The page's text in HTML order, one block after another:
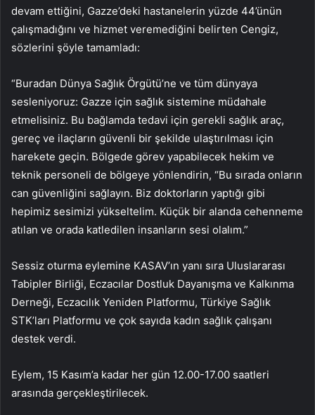
devam ettiğini, Gazze’deki hastanelerin yüzde 44’ünün
çalışmadığını ve hizmet veremediğini belirten Cengiz,
sözlerini şöyle tamamladı:
“Buradan Dünya Sağlık Örgütü’ne ve tüm dünyaya
sesleniyoruz: Gazze için sağlık sistemine müdahale
etmelisiniz. Bu bağlamda tedavi için gerekli sağlık araç,
gereç ve ilaçların güvenli bir şekilde ulaştırılması için
harekete geçin. Bölgede görev yapabilecek hekim ve
teknik personeli de bölgeye yönlendirin, “Bu sırada onların
can güvenliğini sağlayın. Biz doktorların yaptığı gibi
hepimiz sesimizi yükseltelim. Küçük bir alanda cehenneme
atılan ve orada katledilen insanların sesi olalım.”
Sessiz oturma eylemine KASAV’ın yanı sıra Uluslararası
Tabipler Birliği, Eczacılar Dostluk Dayanışma ve Kalkınma
Derneği, Eczacılık Yeniden Platformu, Türkiye Sağlık
STK’ları Platformu ve çok sayıda kadın sağlık çalışanı
destek verdi.
Eylem, 15 Kasım’a kadar her gün 12.00-17.00 saatleri
arasında gerçekleştirilecek.